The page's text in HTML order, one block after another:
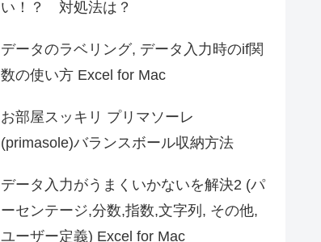
い！？ 対処法は？
データのラベリング, データ入力時のif関
数の使い方 Excel for Mac
お部屋スッキリ プリマソーレ
(primasole)バランスボール収納方法
データ入力がうまくいかないを解決2 (パ
ーセンテージ,分数,指数,文字列, その他,
ユーザー定義) Excel for Mac